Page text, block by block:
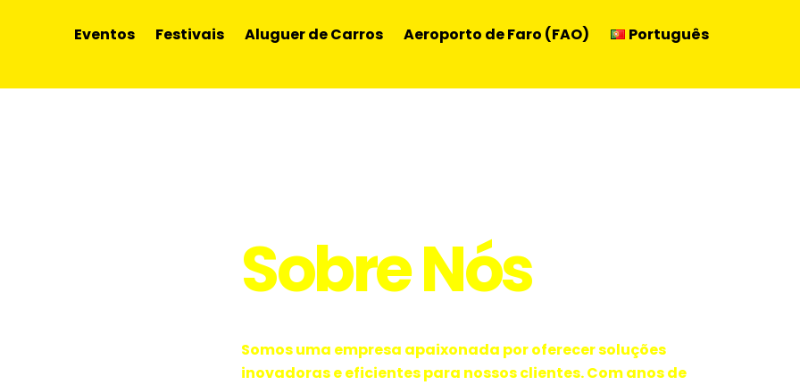
Eventos Festivais Aluguer de Carros Aeroporto de Faro (FAO) Português
Sobre Nós
Somos uma empresa apaixonada por oferecer soluções
inovadoras e eficientes para nossos clientes. Com anos de